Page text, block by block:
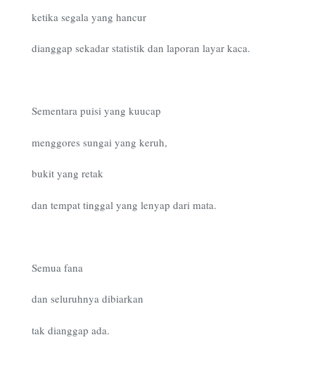
ketika segala yang hancur
dianggap sekadar statistik dan laporan layar kaca.
Sementara puisi yang kuucap
menggores sungai yang keruh,
bukit yang retak
dan tempat tinggal yang lenyap dari mata.
Semua fana
dan seluruhnya dibiarkan
tak dianggap ada.